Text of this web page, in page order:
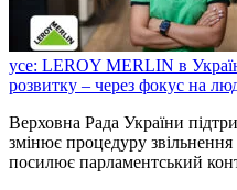
усе: LEROY MERLIN в
розвитку – через фокус на
Верховна Рада України
змінює процедуру звільнення
посилює парламентський